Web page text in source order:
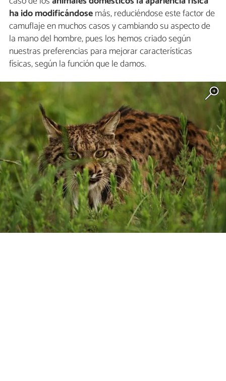
ha ido modificándosemás, reduciéndose este factor de
camuflaje en muchos casos y cambiando su aspecto de
la mano del hombre, pues los hemos criado según
nuestras preferencias para mejorar características
físicas, según la función que le damos.